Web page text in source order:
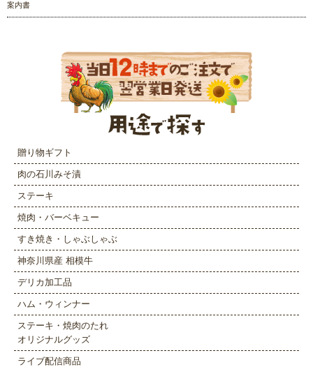
案内書
贈り物ギフト
肉の石川みそ漬
ステーキ
焼肉・バーベキュー
すき焼き・しゃぶしゃぶ
神奈川県産 相模牛
デリカ加工品
ハム・ウィンナー
ステーキ・焼肉のたれ
オリジナルグッズ
ライブ配信商品